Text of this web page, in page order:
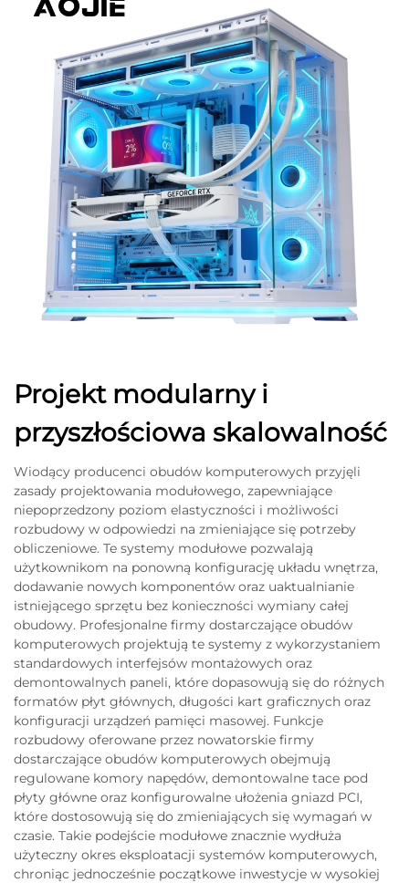
Projekt modularny i
przyszłościowa skalowalność
Wiodący producenci obudów komputerowych przyjęli
zasady projektowania modułowego, zapewniające
niepoprzedzony poziom elastyczności i możliwości
rozbudowy w odpowiedzi na zmieniające się potrzeby
obliczeniowe. Te systemy modułowe pozwalają
użytkownikom na ponowną konfigurację układu wnętrza,
dodawanie nowych komponentów oraz uaktualnianie
istniejącego sprzętu bez konieczności wymiany całej
obudowy. Profesjonalne firmy dostarczające obudów
komputerowych projektują te systemy z wykorzystaniem
standardowych interfejsów montażowych oraz
demontowalnych paneli, które dopasowują się do różnych
formatów płyt głównych, długości kart graficznych oraz
konfiguracji urządzeń pamięci masowej. Funkcje
rozbudowy oferowane przez nowatorskie firmy
dostarczające obudów komputerowych obejmują
regulowane komory napędów, demontowalne tace pod
płyty główne oraz konfigurowalne ułożenia gniazd PCI,
które dostosowują się do zmieniających się wymagań w
czasie. Takie podejście modułowe znacznie wydłuża
użyteczny okres eksploatacji systemów komputerowych,
chroniąc jednocześnie początkowe inwestycje w wysokiej